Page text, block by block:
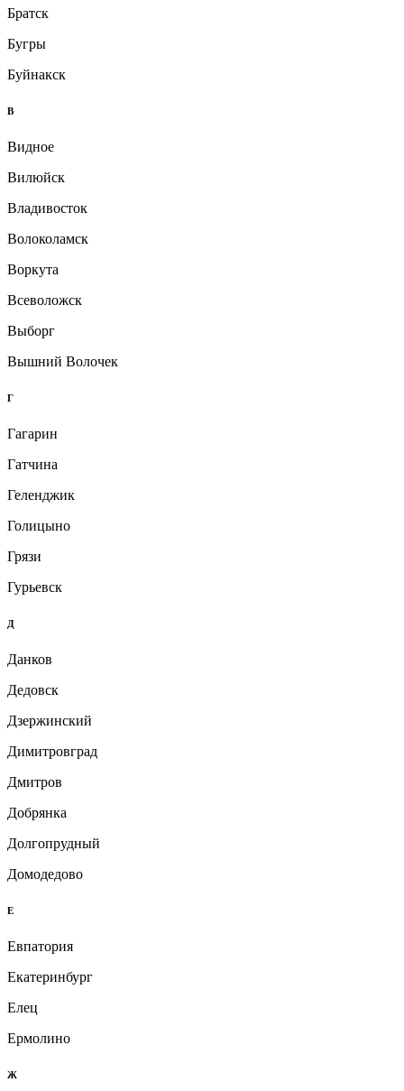
Братск
Бугры
Буйнакск
В
Видное
Вилюйск
Владивосток
Волоколамск
Воркута
Всеволожск
Выборг
Вышний Волочек
Г
Гагарин
Гатчина
Геленджик
Голицыно
Грязи
Гурьевск
Д
Данков
Дедовск
Дзержинский
Димитровград
Дмитров
Добрянка
Долгопрудный
Домодедово
Е
Евпатория
Екатеринбург
Елец
Ермолино
Ж